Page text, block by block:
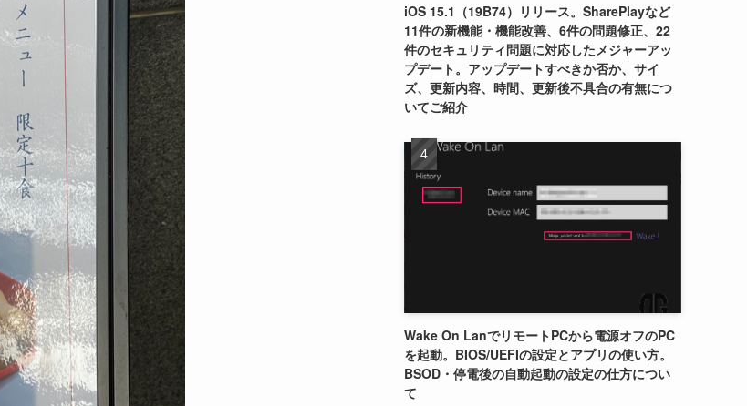
iOS 15.1（19B74）リリース。SharePlayなど
11件の新機能・機能改善、6件の問題修正、22
件のセキュリティ問題に対応したメジャーアッ
プデート。アップデートすべきか否か、サイ
ズ、更新内容、時間、更新後不具合の有無につ
いてご紹介
Wake On LanでリモートPCから電源オフのPC
を起動。BIOS/UEFIの設定とアプリの使い方。
BSOD・停電後の自動起動の設定の仕方につい
て